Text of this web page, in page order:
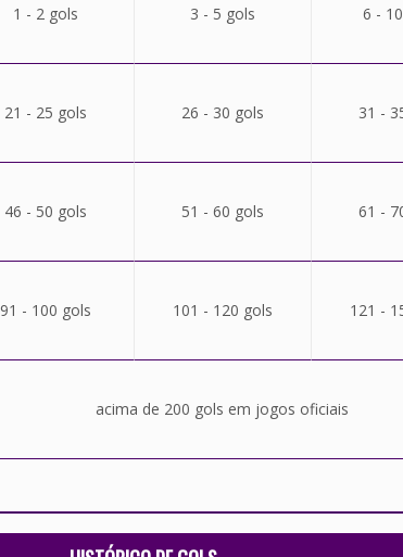
1 - 2 gols 3 - 5 gols 6 -
21 - 25 gols 26 - 30 gols 31 -
46 - 50 gols 51 - 60 gols 61 -
91 - 100 gols 101 - 120 gols 121 -
acima de 200 gols em jogos oficiais